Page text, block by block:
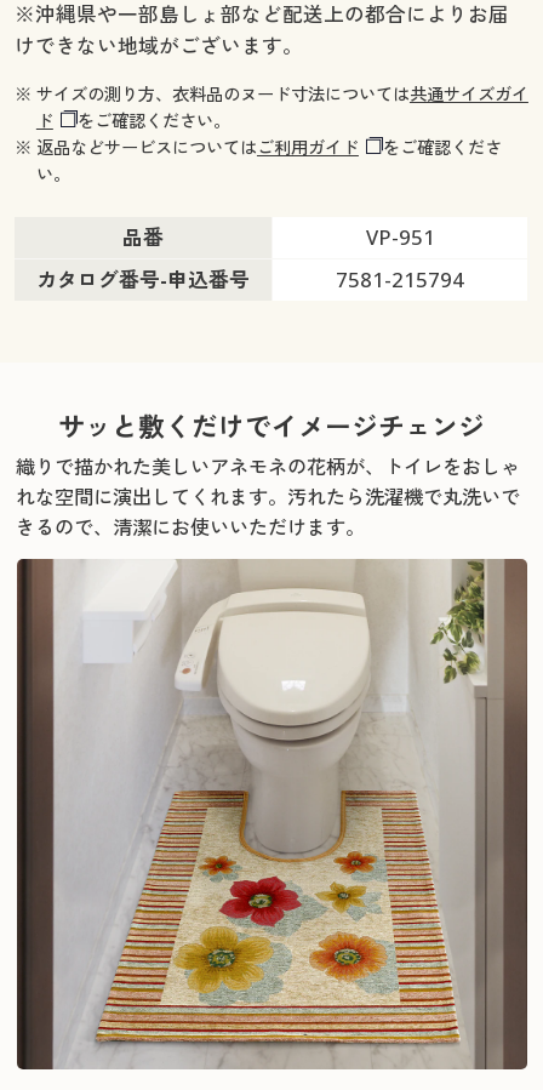
※沖縄県や一部島しょ部など配送上の都合によりお届
けできない地域がございます。
※ サイズの測り方、衣料品のヌード寸法については共通サイズガイ
ド
をご確認ください。
※ 返品などサービスについてはご利用ガイド
をご確認くださ
い。
品番
VP-951
カタログ番号-申込番号
7581-215794
サッと敷くだけでイメージチェンジ
織りで描かれた美しいアネモネの花柄が、トイレをおしゃ
れな空間に演出してくれます。 汚れたら洗濯機で丸洗いで
きるので、清潔にお使いいただけます。